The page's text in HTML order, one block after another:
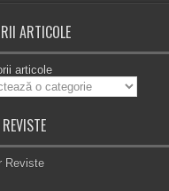
ARTICOLE
articole
Reviste